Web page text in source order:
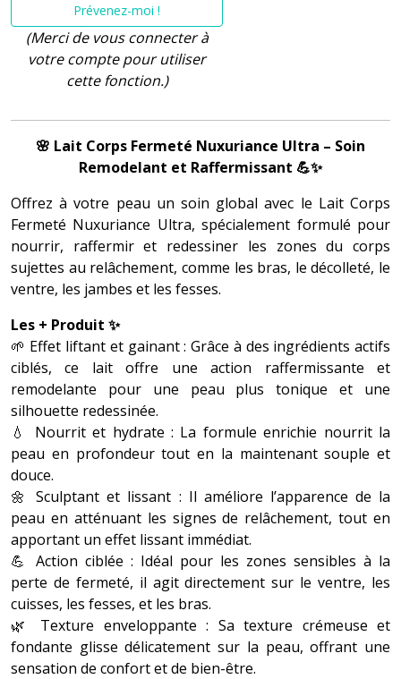
Prévenez-moi !
(Merci de vous connecter à
votre compte pour utiliser
cette fonction.)
🌸 Lait Corps Fermeté Nuxuriance Ultra – Soin
Remodelant et Raffermissant 💪✨
Offrez à votre peau un soin global avec le Lait Corps
Fermeté Nuxuriance Ultra, spécialement formulé pour
nourrir, raffermir et redessiner les zones du corps
sujettes au relâchement, comme les bras, le décolleté, le
ventre, les jambes et les fesses.
Les + Produit ✨
🌱 Effet liftant et gainant : Grâce à des ingrédients actifs
ciblés, ce lait offre une action raffermissante et
remodelante pour une peau plus tonique et une
silhouette redessinée.
💧 Nourrit et hydrate : La formule enrichie nourrit la
peau en profondeur tout en la maintenant souple et
douce.
🌼 Sculptant et lissant : Il améliore l’apparence de la
peau en atténuant les signes de relâchement, tout en
apportant un effet lissant immédiat.
💪 Action ciblée : Idéal pour les zones sensibles à la
perte de fermeté, il agit directement sur le ventre, les
cuisses, les fesses, et les bras.
🌿 Texture enveloppante : Sa texture crémeuse et
fondante glisse délicatement sur la peau, offrant une
sensation de confort et de bien-être.